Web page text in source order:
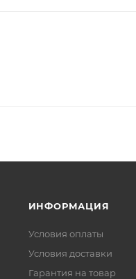
ИНФОРМАЦИЯ
Условия оплаты
Условия доставки
Гарантия на товар